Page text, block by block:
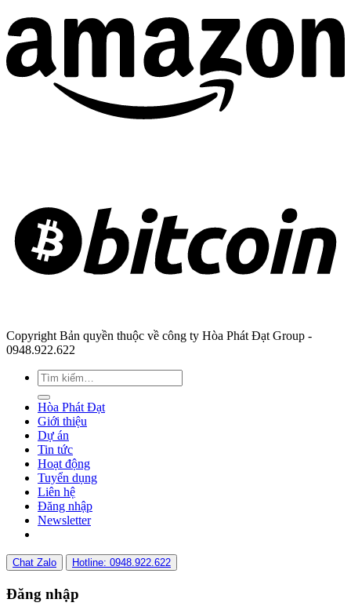
Copyright Bản quyền thuộc về công ty Hòa Phát Đạt Group -
0948.922.622
Hòa Phát Đạt
Giới thiệu
Dự án
Tin tức
Hoạt động
Tuyển dụng
Liên hệ
Đăng nhập
Newsletter
Chat Zalo Hotline: 0948.922.622
Đăng nhập